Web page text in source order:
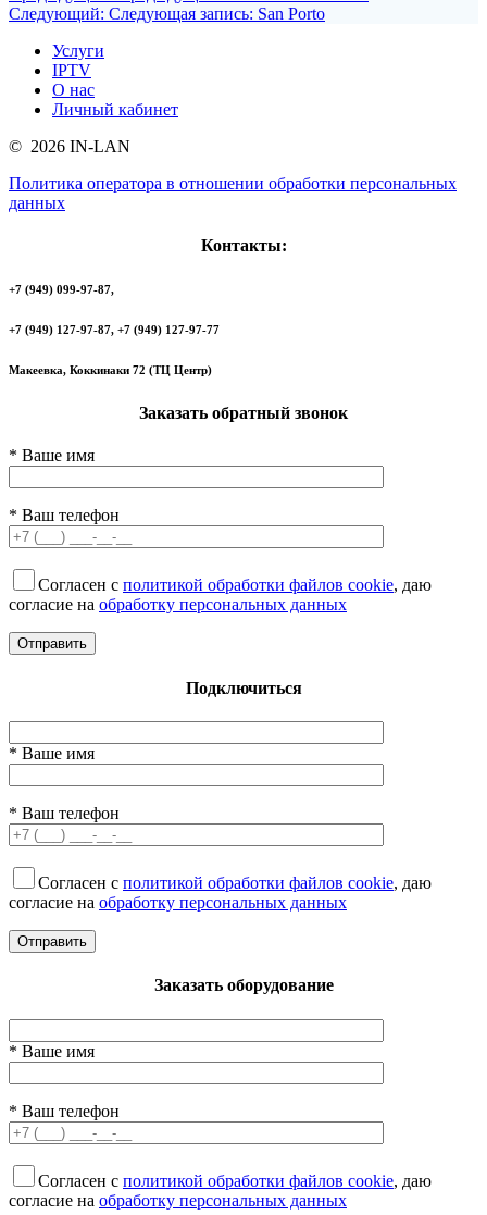
Следующий: Следующая запись: San Porto
Услуги
IPTV
О нас
Личный кабинет
© 2026 IN-LAN
Политика оператора в отношении обработки персональных
данных
Контакты:
+7 (949) 099-97-87,
+7 (949) 127-97-87, +7 (949) 127-97-77
Макеевка, Коккинаки 72 (ТЦ Центр)
Заказать обратный звонок
* Ваше имя
* Ваш телефон
Согласен с политикой обработки файлов cookie, даю
согласие на обработку персональных данных
Подключиться
* Ваше имя
* Ваш телефон
Согласен с политикой обработки файлов cookie, даю
согласие на обработку персональных данных
Заказать оборудование
* Ваше имя
* Ваш телефон
Согласен с политикой обработки файлов cookie, даю
согласие на обработку персональных данных